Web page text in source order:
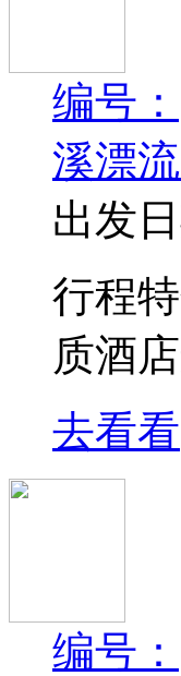
编号
溪漂
出发日
行程
质酒
去看看
编号